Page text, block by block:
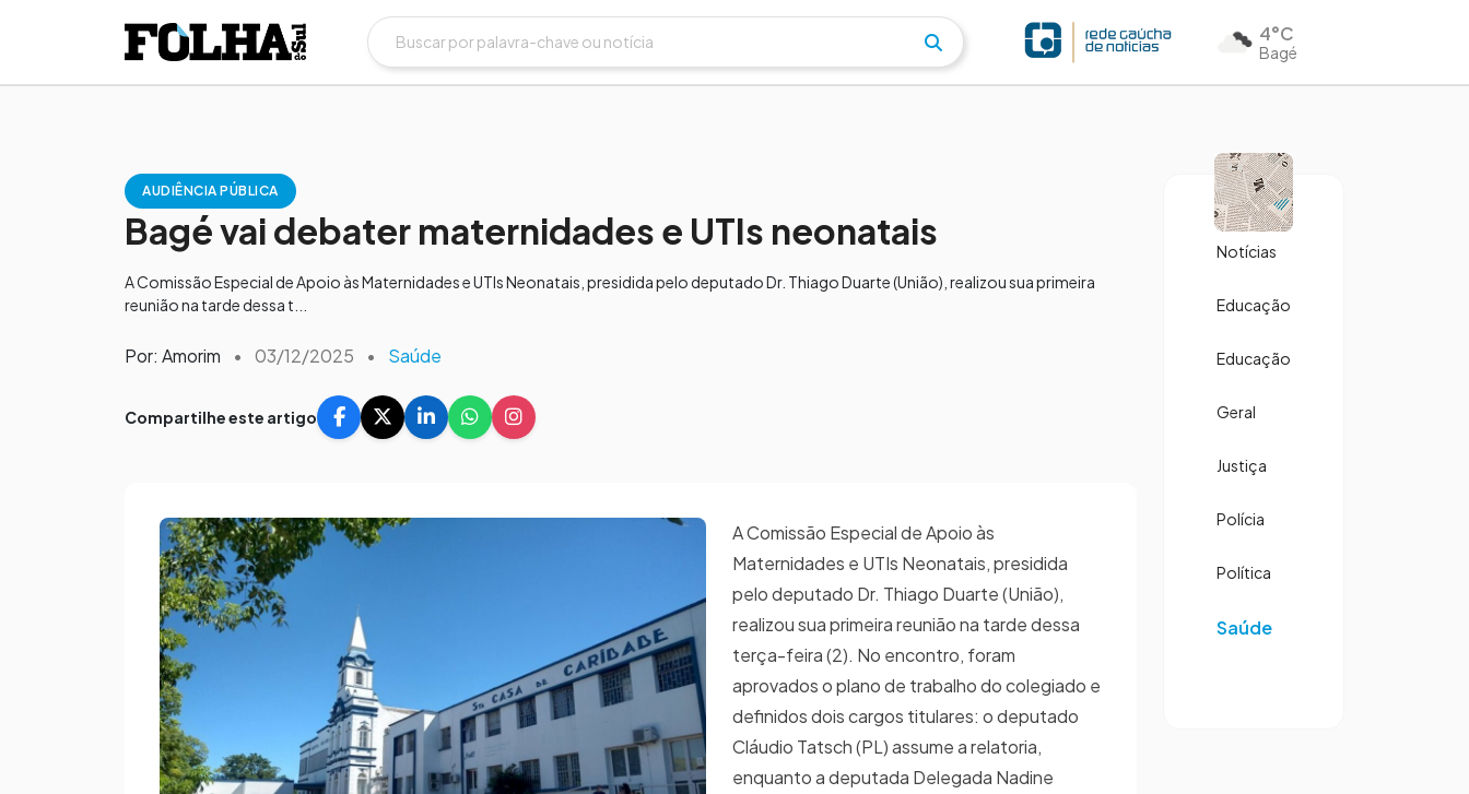
4°C
Bagé
AUDIÊNCIA PÚBLICA
Bagé vai debater maternidades e UTIs neonatais
A Comissão Especial de Apoio às Maternidades e UTIs Neonatais, presidida pelo deputado Dr. Thiago Duarte (União), realizou sua primeira
reunião na tarde dessa t...
Por: Amorim • 03/12/2025 • Saúde
Compartilhe este artigo
A Comissão Especial de Apoio às
Maternidades e UTIs Neonatais, presidida
pelo deputado Dr. Thiago Duarte (União),
realizou sua primeira reunião na tarde dessa
terça-feira (2). No encontro, foram
aprovados o plano de trabalho do colegiado e
definidos dois cargos titulares: o deputado
Cláudio Tatsch (PL) assume a relatoria,
enquanto a deputada Delegada Nadine
Notícias
Educação
Educação
Geral
Justiça
Polícia
Política
Saúde